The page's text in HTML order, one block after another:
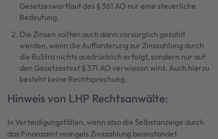
Gesetzeswortlaut des § 361 AO nur eine steuerliche
Bedeutung.
Die Zinsen sollten auch dann vorsorglich gezahlt
werden, wenn die Aufforderung zur Zinszahlung durch
die BuStra nichts ausdrücklich erfolgt, sondern nur auf
den Gesetzestext § 371 AO verwiesen wird. Auch hierzu
besteht keine Rechtsprechung.
Hinweis von LHP Rechtsanwälte:
In Verteidigungsfällen, wenn also die Selbstanzeige durch
das Finanzamt mangels Zinszahlung beanstandet